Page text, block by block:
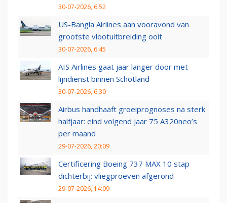
30-07-2026, 6:52
US-Bangla Airlines aan vooravond van
grootste vlootuitbreiding ooit
30-07-2026, 6:45
AIS Airlines gaat jaar langer door met
lijndienst binnen Schotland
30-07-2026, 6:30
Airbus handhaaft groeiprognoses na sterk
halfjaar: eind volgend jaar 75 A320neo’s
per maand
29-07-2026, 20:09
Certificering Boeing 737 MAX 10 stap
dichterbij: vliegproeven afgerond
29-07-2026, 14:09